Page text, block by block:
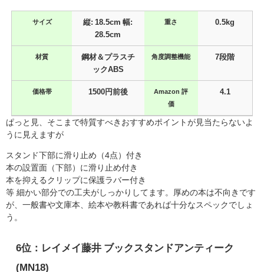
サイズ
縦: 18.5cm 幅:
28.5cm
重さ 0.5kg
材質
鋼材＆プラスチ
ックABS
角度調整機能 7段階
価格帯 1500円前後
Amazon 評
価
4.1
ぱっと見、そこまで特質すべきおすすめポイントが見当たらないよ
うに見えますが
スタンド下部に滑り止め（4点）付き
本の設置面（下部）に滑り止め付き
本を抑えるクリップに保護ラバー付き
等 細かい部分での工夫がしっかりしてます。厚めの本は不向きです
が、一般書や文庫本、絵本や教科書であれば十分なスペックでしょ
う。
6位：レイメイ藤井 ブックスタンドアンティーク
(MN18)